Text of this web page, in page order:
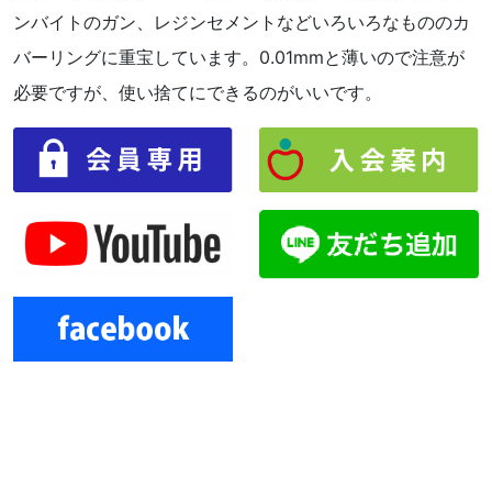
ンバイトのガン、レジンセメントなどいろいろなもののカ
バーリングに重宝しています。0.01mmと薄いので注意が
必要ですが、使い捨てにできるのがいいです。